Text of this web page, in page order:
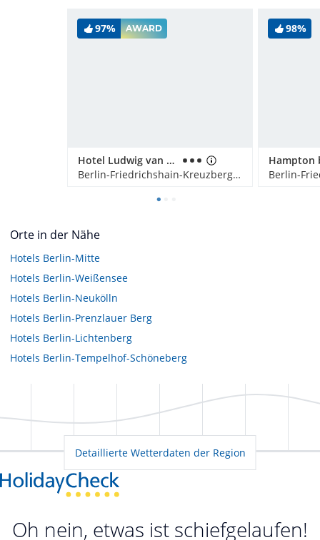
97% AWARD
Hotel Ludwig van Beethoven
Berlin-Friedrichshain-Kreuzberg, Deutschland
98%
Orte in der Nähe
Hotels Berlin-Mitte
Hotels Berlin-Weißensee
Hotels Berlin-Neukölln
Hotels Berlin-Prenzlauer Berg
Hotels Berlin-Lichtenberg
Hotels Berlin-Tempelhof-Schöneberg
Detaillierte Wetterdaten der Region
Oh nein, etwas ist schiefgelaufen!